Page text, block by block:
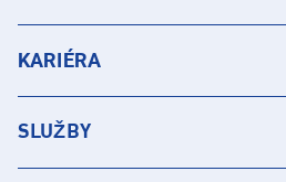
KARIÉRA
SLUŽBY